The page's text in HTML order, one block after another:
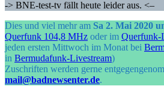
-> BNE-test-tv fällt heute leider aus. <–
Dies und viel mehr am Sa 2. Mai 2020
Querfunk 104,8 MHz oder im Querfunk-
jeden ersten Mittwoch im Monat bei
in Bermudafunk-Livestream)
Zuschriften werden gerne
mail@badnewsenter.de.